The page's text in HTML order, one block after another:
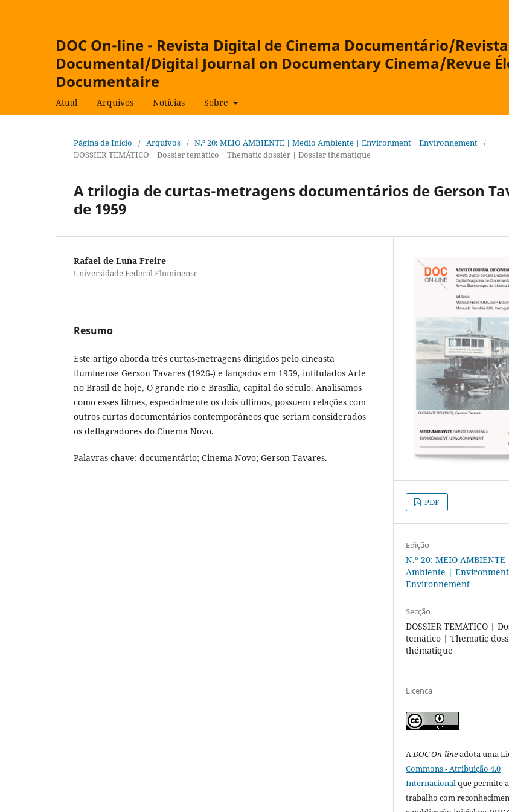
DOC On-line - Revista Digital de Cinema Documentário/
Documental/Digital Journal on Documentary Cinema/Revue
Documentaire
Atual Arquivos Notícias Sobre
Página de Início / Arquivos / N.º 20: MEIO AMBIENTE | Medio Ambiente | Environment | Environnement /
DOSSIER TEMÁTICO | Dossier temático | Thematic dossier | Dossier thématique
A trilogia de curtas-metragens documentários de Gerson
de 1959
Rafael de Luna Freire
Universidade Federal Fluminense
Resumo
Este artigo aborda três curtas-metragens dirigidos pelo cineasta
fluminense Gerson Tavares (1926-) e lançados em 1959, intitulados Arte
no Brasil de hoje, O grande rio e Brasília, capital do século. Analisamos
como esses filmes, especialmente os dois últimos, possuem relações com
outros curtas documentários contemporâneos que seriam considerados
os deflagradores do Cinema Novo.
Palavras-chave: documentário; Cinema Novo; Gerson Tavares.
PDF
Edição
N.º 20: MEIO
Ambiente |
Environnement
Secção
DOSSIER TEMÁTICO |
temático | Thematic
thématique
Licença
ADOC On-lineadota uma
Commons - Atribuição 4.0
Internacionalque permite
trabalho com